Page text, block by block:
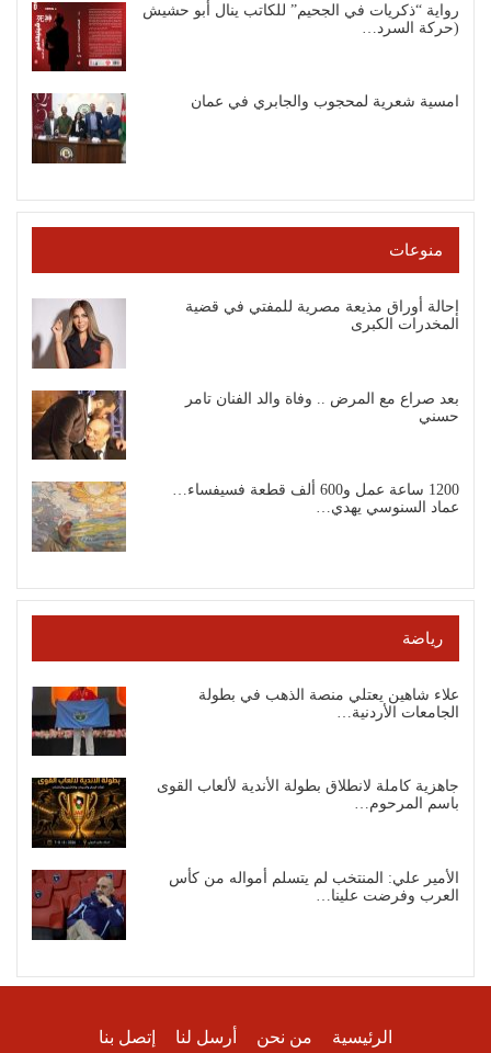
رواية “ذكريات في الجحيم” للكاتب ينال أبو حشيش
(حركة السرد…
امسية شعرية لمحجوب والجابري في عمان
منوعات
إحالة أوراق مذيعة مصرية للمفتي في قضية
المخدرات الكبرى
بعد صراع مع المرض .. وفاة والد الفنان تامر
حسني
1200 ساعة عمل و600 ألف قطعة فسيفساء…
عماد السنوسي يهدي…
رياضة
علاء شاهين يعتلي منصة الذهب في بطولة
الجامعات الأردنية…
جاهزية كاملة لانطلاق بطولة الأندية لألعاب القوى
باسم المرحوم…
الأمير علي: المنتخب لم يتسلم أمواله من كأس
العرب وفرضت علينا…
الرئيسية من نحن أرسل لنا إتصل بنا